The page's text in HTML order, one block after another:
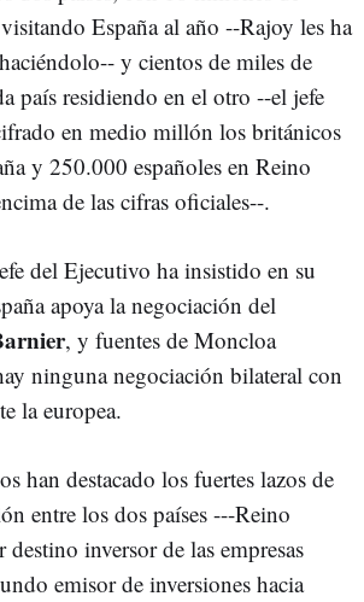
España al año --Rajoy les ha
y cientos de miles de
país residiendo en el otro --el jefe
en medio millón los británicos
y 250.000 españoles en Reino
de las cifras oficiales--.
del Ejecutivo ha insistido en su
apoya la negociación del
, y fuentes de Moncloa
ninguna negociación bilateral con
la europea.
han destacado los fuertes lazos de
entre los dos países ---Reino
inversor de las empresas
emisor de inversiones hacia